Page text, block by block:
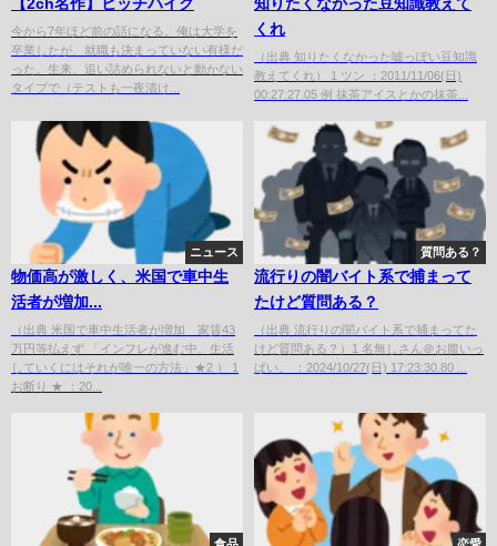
【2ch名作】ヒッチハイク
今から7年ほど前の話になる。俺は大学を
卒業したが、就職も決まっていない有様だ
った。生来、追い詰められないと動かない
タイプで（テストも一夜漬け...
知りたくなかった豆知識教えて
くれ
（出典 知りたくなかった嘘っぽい豆知識
教えてくれ） 1 ツン ：2011/11/06(日)
00:27:27.05 例 抹茶アイスとかの抹茶...
ニュース
物価高が激しく、米国で車中生
活者が増加...
（出典 米国で車中生活者が増加 家賃43
万円等払えず 「インフレが進む中、生活
していくにはそれが唯一の方法」★2 ） 1
お断り ★ ：20...
質問ある？
流行りの闇バイト系で捕まって
たけど質問ある？
（出典 流行りの闇バイト系で捕まってた
けど質問ある？）1 名無しさん＠お腹いっ
ぱい。 ：2024/10/27(日) 17:23:30.80 ...